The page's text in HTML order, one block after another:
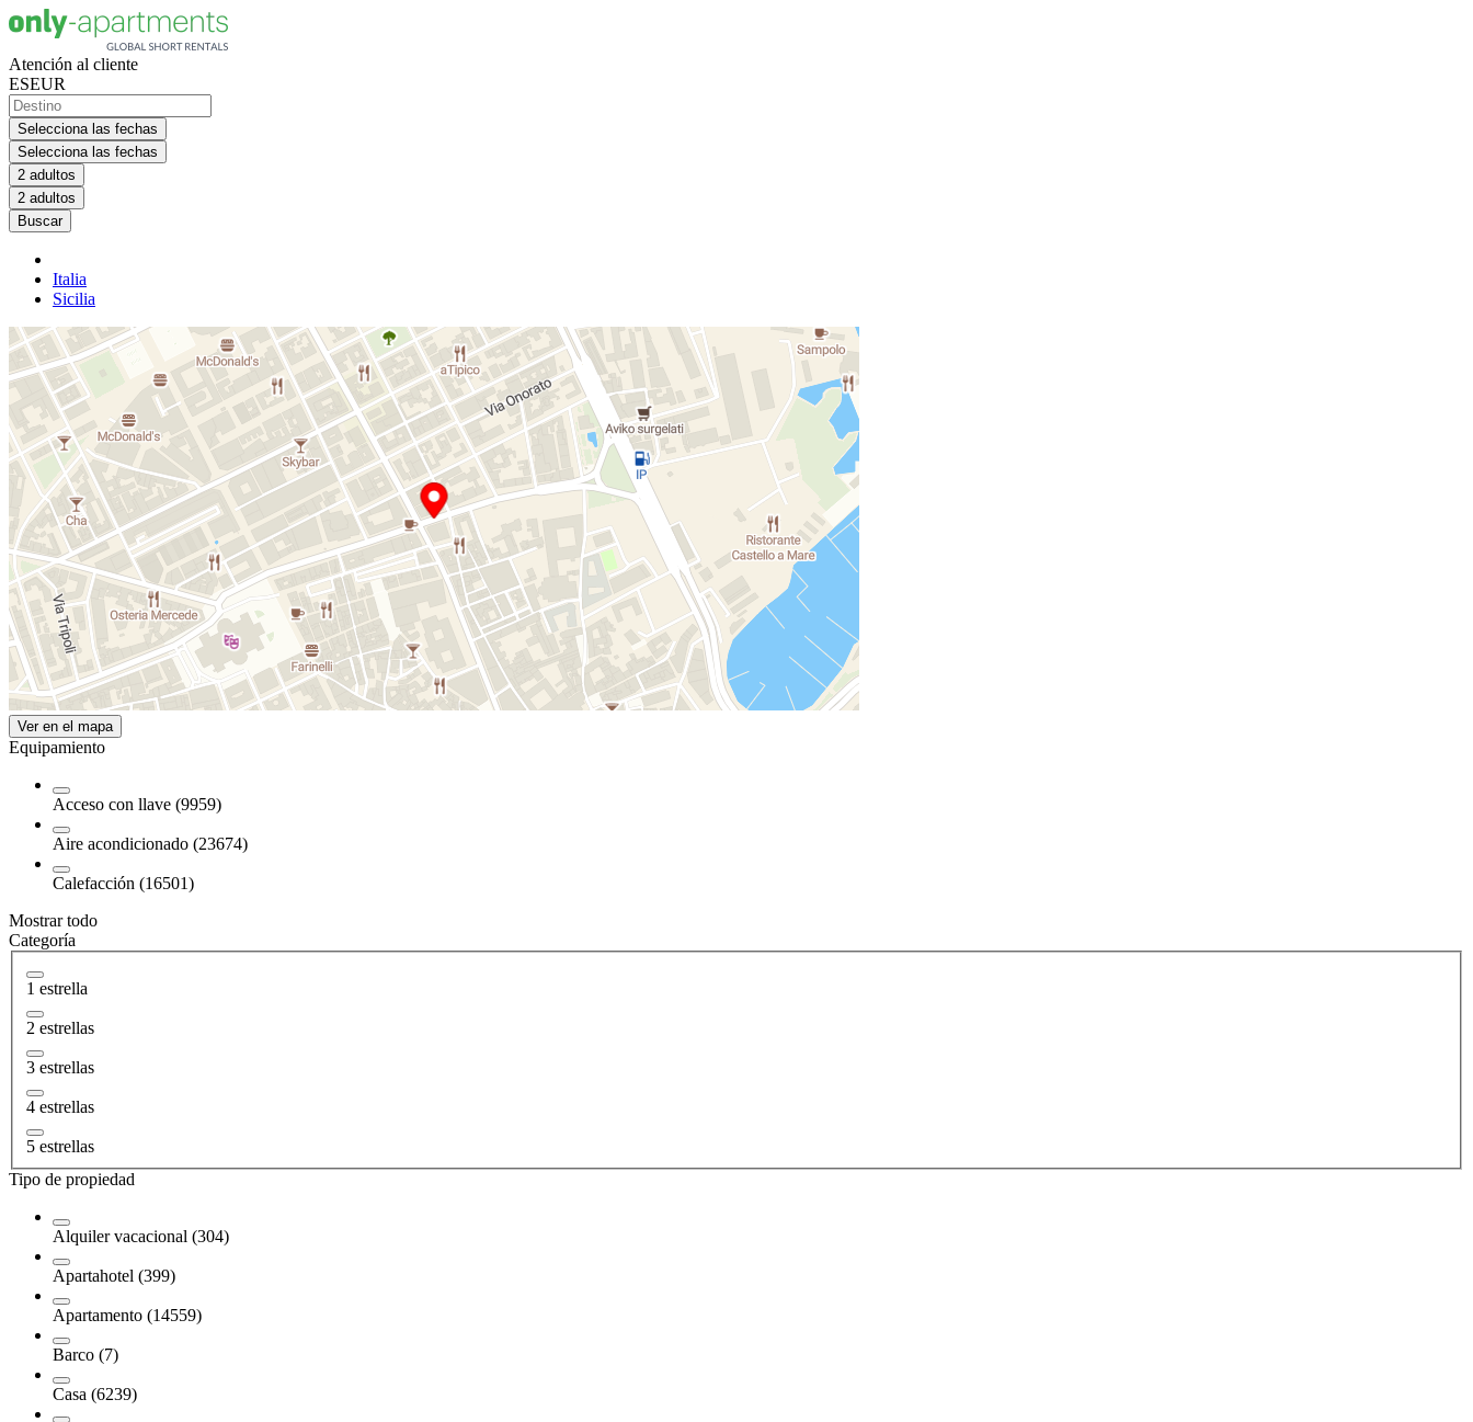
Atención al cliente
ESEUR
Selecciona las fechas
Selecciona las fechas
2 adultos
2 adultos
Buscar
Italia
Sicilia
Ver en el mapa
Equipamiento
Acceso con llave (9959)
Aire acondicionado (23674)
Calefacción (16501)
Mostrar todo
Categoría
1 estrella
2 estrellas
3 estrellas
4 estrellas
5 estrellas
Tipo de propiedad
Alquiler vacacional (304)
Apartahotel (399)
Apartamento (14559)
Barco (7)
Casa (6239)